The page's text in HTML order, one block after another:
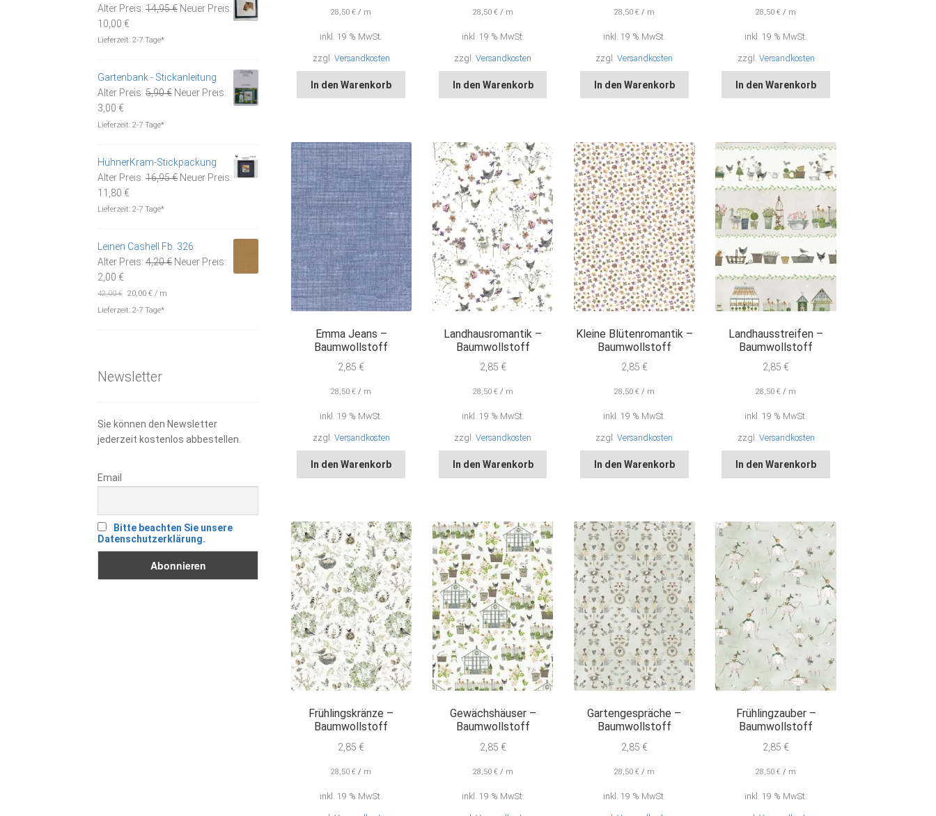
28,50€ / m
inkl. 19 % MwSt.
zzgl. Versandkosten
In den Warenkorb
28,50 €/ m
inkl. 19 % MwSt.
zzgl.Versandkosten
In den Warenkorb
28,50 €/ m
inkl. 19 % MwSt.
zzgl.Versandkosten
In den Warenkorb
28,50€ / m
inkl. 19 % MwSt.
zzgl. Versandkosten
In den Warenkorb
Emma Jeans –
Baumwollstoff
2,85 €
28,50€ / m
inkl. 19 % MwSt.
zzgl. Versandkosten
In den Warenkorb
Landhausromantik –
Baumwollstoff
2,85 €
28,50 €/ m
inkl. 19 % MwSt.
zzgl.Versandkosten
In den Warenkorb
Kleine Blütenromantik –
Baumwollstoff
2,85 €
28,50 €/ m
inkl. 19 % MwSt.
zzgl.Versandkosten
In den Warenkorb
Landhausstreifen –
Baumwollstoff
2,85 €
28,50€ / m
inkl. 19 % MwSt.
zzgl. Versandkosten
In den Warenkorb
Frühlingskränze –
Baumwollstoff
2,85 €
28,50€ / m
inkl. 19 % MwSt.
Gewächshäuser –
Baumwollstoff
2,85 €
28,50 €/ m
inkl. 19 % MwSt.
Gartengespräche –
Baumwollstoff
2,85 €
28,50 €/ m
inkl. 19 % MwSt.
Frühlingzauber –
Baumwollstoff
2,85 €
28,50€ / m
inkl. 19 % MwSt.
Alter Preis: 14,95€ Ursprünglicher
Neuer Preis:
10,00 €Aktueller
Preis
Lieferzeit:2-7 Tage*
Gartenbank - Stickanleitung
Alter Preis: 5,90€ Ursprünglicher
Neuer Preis:
3,00 €Aktueller
Preis
Lieferzeit:2-7 Tage*
HühnerKram-Stickpackung
Alter Preis: 16,95€ Ursprünglicher
Neuer Preis:
11,80 €Aktueller
Preis
Lieferzeit:2-7 Tage*
Leinen Cashell Fb. 326
Alter Preis: 4,20€ Ursprünglicher
Neuer Preis:
2,00 €Aktueller
Preis
ist:
42,00€ 20,00 €/ m
Lieferzeit:2-7 Tage*
Newsletter
Sie können den Newsletter
jederzeit kostenlos abbestellen.
Email
Bitte beachten Sie unsere
Datenschutzerklärung.